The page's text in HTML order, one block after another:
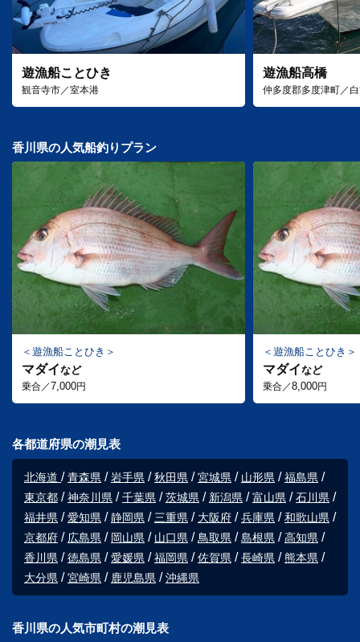
遊漁船ことひき
観音寺市／室本港
遊漁船高橋
仲多度郡多度津町／
香川県の人気船釣りプラン
遊漁船ことひき
マダイなど
乗合／7,000円
遊漁船ことひき
マダイなど
乗合／8,000円
各都道府県の潮見表
北海道 青森県 岩手県 秋田県 宮城県 山形県
福島県
東京都
神奈川県 千葉県 茨城県 新潟県 富山県
石川県
福井県
愛知県 静岡県 三重県 大阪府 兵庫県
和歌山県
京都府
広島県 岡山県 山口県 鳥取県 島根県
高知県
香川県
徳島県 愛媛県 福岡県 佐賀県 長崎県
熊本県
大分県
宮崎県 鹿児島県 沖縄県
香川県の人気市町村の潮見表